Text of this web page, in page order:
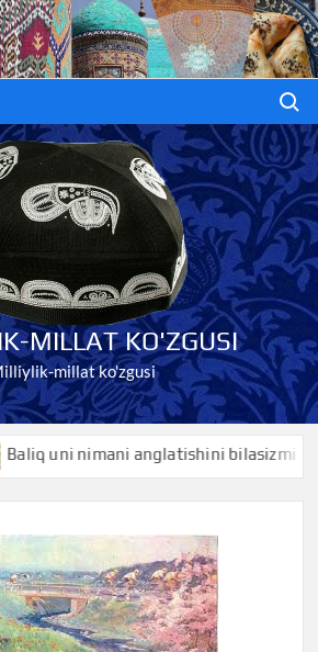
MILLAT KO'ZGUSI
millat ko'zgusi
uni nimani anglatishini bilasizmi